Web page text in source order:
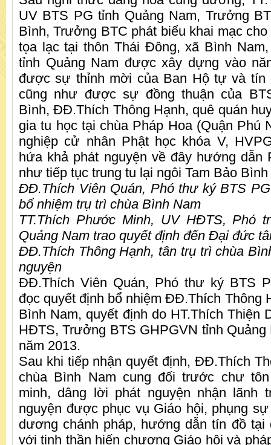
UV BTS PG tỉnh Quảng Nam, Trưởng
Bình, Trưởng BTC phát biểu khai mạc
tọa lạc tại thôn Thái Đông, xã Bình
tỉnh Quảng Nam được xây dựng vào
được sự thỉnh mời của Ban Hộ tự và tín
cũng như được sự đồng thuận của
Bình, ĐĐ.Thích Thông Hạnh, quê quán
gia tu học tại chùa Pháp Hoa (Quận Phú
nghiệp cử nhân Phật học khóa V,
hứa khả phát nguyện về đây hướng dẫn
như tiếp tục trung tu lại ngôi Tam Bảo
ĐĐ.Thích Viên Quán, Phó thư ký BTS
bổ nhiệm trụ trì chùa Bình Nam
TT.Thích Phước Minh, UV HĐTS, Phó
Quảng Nam trao quyết định đến Đại đức
ĐĐ.Thích Thông Hạnh, tân trụ trì chùa
nguyện
ĐĐ.Thích Viên Quán, Phó thư ký BTS
đọc quyết định bổ nhiệm ĐĐ.Thích Thông
Bình Nam, quyết định do HT.Thích Thiện
HĐTS, Trưởng BTS GHPGVN tỉnh Quảng
năm 2013.
Sau khi tiếp nhận quyết định, ĐĐ.Thích
chùa Bình Nam cung đối trước chư
minh, dâng lời phát nguyện nhận lãnh
nguyện được phục vụ Giáo hội, phụng
dương chánh pháp, hướng dẫn tín đồ tại
với tinh thần hiến chương Giáo hội và